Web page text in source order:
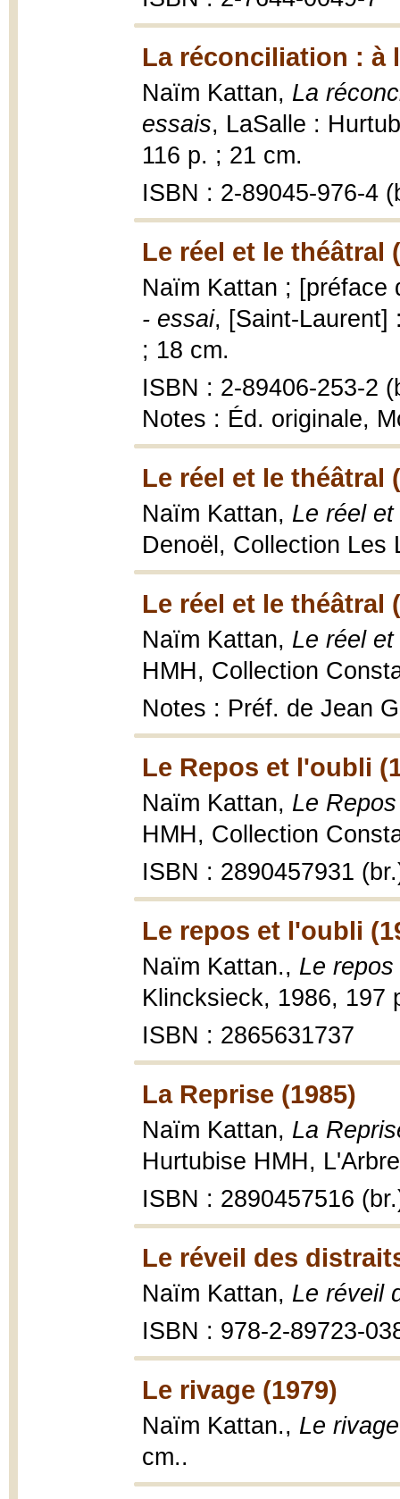
La réconciliation : à
Naïm Kattan, La
essais, LaSalle :
116 p. ; 21 cm.
ISBN : 2-89045-976-4
Le réel et le théâtral
Naïm Kattan ;
- essai, [Saint-Laurent]
; 18 cm.
ISBN : 2-89406-253-2
Notes : Éd. originale,
Le réel et le théâtral
Naïm Kattan, Le réel
Denoël, Collection Les
Le réel et le théâtral
Naïm Kattan, Le réel
HMH, Collection
Notes : Préf. de Jean
Le Repos et l'oubli
Naïm Kattan, Le
HMH, Collection
ISBN : 2890457931
Le repos et l'oubli
Naïm Kattan., Le
Klincksieck, 1986, 197
ISBN : 2865631737
La Reprise (1985)
Naïm Kattan, La
Hurtubise HMH,
ISBN : 2890457516
Le réveil des
Naïm Kattan, Le réveil
ISBN : 978-2-89723-
Le rivage (1979)
Naïm Kattan., Le rivage
cm..